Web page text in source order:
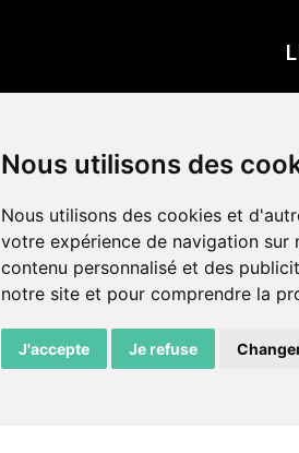
Nous utilisons des
Nous utilisons des cookies et
votre expérience de navigation
contenu personnalisé et des
notre site et pour comprendre la
J'accepte Je refuse